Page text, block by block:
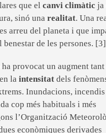
que el canvi climàtic ja
sinó una realitat. Una
arreu del planeta i que
benestar de les persones. [3]
provocat un augment tant
la intensitat dels
Inundacions,
cop més habituals i més
l’Organització
econòmiques derivades